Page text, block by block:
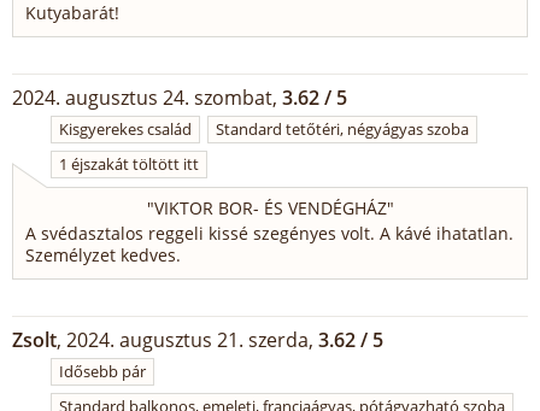
Kutyabarát!
2024. augusztus 24. szombat, 3.62 / 5
Kisgyerekes család
Standard tetőtéri, négyágyas szoba
1 éjszakát töltött itt
"VIKTOR BOR- ÉS VENDÉGHÁZ"
A svédasztalos reggeli kissé szegényes volt. A kávé ihatatlan.
Személyzet kedves.
Zsolt, 2024. augusztus 21. szerda, 3.62 / 5
Idősebb pár
Standard balkonos, emeleti, franciaágyas, pótágyazható szoba